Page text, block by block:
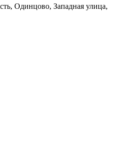
Одинцово, Западная улица,